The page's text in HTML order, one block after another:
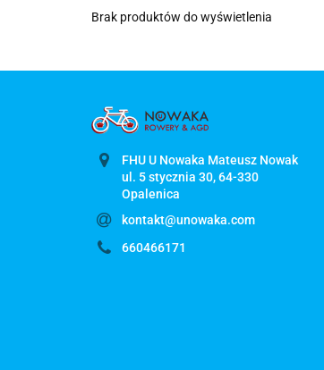
Brak produktów do wyświetlenia
FHU U Nowaka Mateusz Nowak
ul. 5 stycznia 30, 64-330
kontakt@unowaka.com
660466171